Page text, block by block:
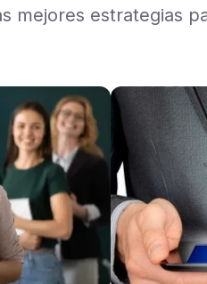
mejores estrategias